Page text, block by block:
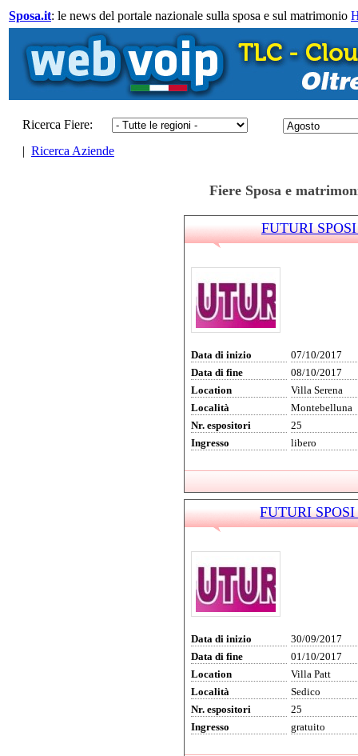
Sposa.it: le news del portale nazionale sulla sposa e sul matrimonio
Ricerca Fiere:
| Ricerca Aziende
Fiere Sposa e
FUTURI
Data di inizio
07/10/2017
Data di fine
08/10/2017
Location
Villa Serena
Località
Montebelluna
Nr. espositori
25
Ingresso
libero
FUTURI
Data di inizio
30/09/2017
Data di fine
01/10/2017
Location
Villa Patt
Località
Sedico
Nr. espositori
25
Ingresso
gratuito